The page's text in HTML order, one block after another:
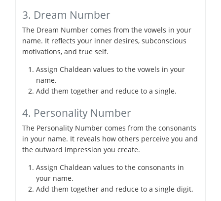
3. Dream Number
The Dream Number comes from the vowels in your
name. It reflects your inner desires, subconscious
motivations, and true self.
Assign Chaldean values to the vowels in your
name.
Add them together and reduce to a single.
4. Personality Number
The Personality Number comes from the consonants
in your name. It reveals how others perceive you and
the outward impression you create.
Assign Chaldean values to the consonants in
your name.
Add them together and reduce to a single digit.